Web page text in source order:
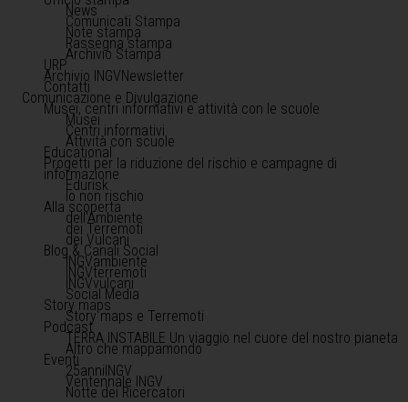
News
Comunicati Stampa
Note stampa
Rassegna stampa
Archivio Stampa
URP
Archivio INGVNewsletter
Contatti
Comunicazione e Divulgazione
Musei, centri informativi e attività con le scuole
Musei
Centri informativi
Attività con scuole
Educational
Progetti per la riduzione del rischio e campagne di
informazione
Edurisk
Io non rischio
Alla scoperta
dell'Ambiente
dei Terremoti
dei Vulcani
Blog & Canali Social
INGVambiente
INGVterremoti
INGVvulcani
Social Media
Story maps
Story maps e Terremoti
Podcast
TERRA INSTABILE Un viaggio nel cuore del nostro pianeta
Altro che mappamondo
Eventi
25anniINGV
Ventennale INGV
Notte dei Ricercatori